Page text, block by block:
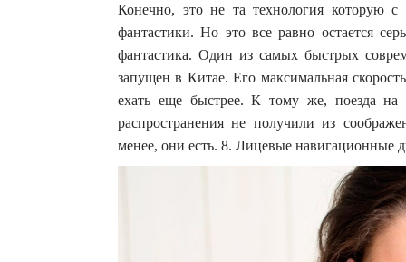
Конечно, это не та технология которую
фантастики. Но это все равно остается
фантастика. Один из самых быстрых
запущен в Китае. Его максимальная
ехать еще быстрее. К тому же, поезда на
распространения не получили из
менее, они есть. 8. Лицевые навигационные